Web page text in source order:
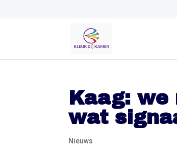
Kaag:
wat
Nieuws